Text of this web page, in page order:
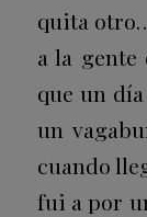
quita
a la gente
que un
un
cuando
fui a por